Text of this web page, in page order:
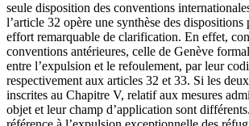
seule disposition des conventions
l’article 32 opère une synthèse des dispositions
effort remarquable de clarification. En effet,
conventions antérieures, celle de Genève
entre l’expulsion et le refoulement, par leur
respectivement aux articles 32 et 33. Si les
inscrites au Chapitre V, relatif aux mesures
objet et leur champ d’application sont